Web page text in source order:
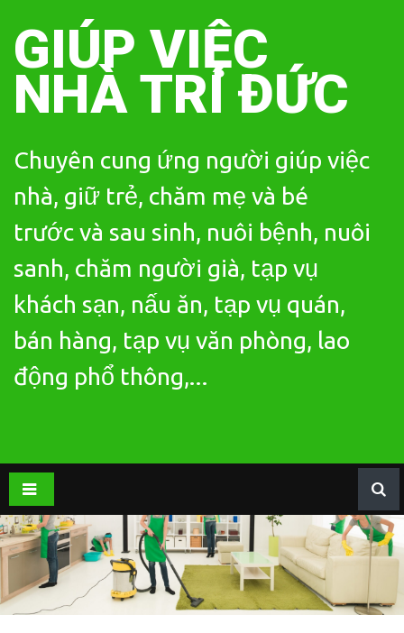
contentGIÚP VIỆC
NHÀ TRÍ ĐỨC
Chuyên cung ứng người giúp việc
nhà, giữ trẻ, chăm mẹ và bé
trước và sau sinh, nuôi bệnh, nuôi
sanh, chăm người già, tạp vụ
khách sạn, nấu ăn, tạp vụ quán,
bán hàng, tạp vụ văn phòng, lao
động phổ thông,...